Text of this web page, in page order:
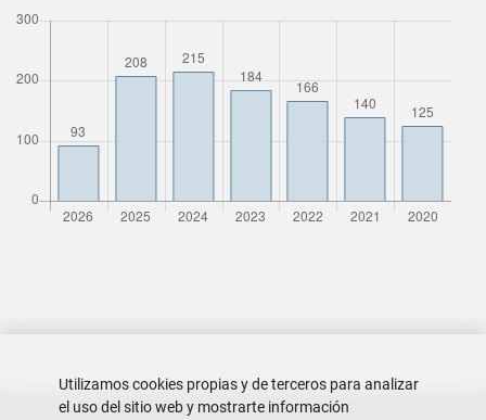
Utilizamos cookies propias y de terceros para analizar
el uso del sitio web y mostrarte información